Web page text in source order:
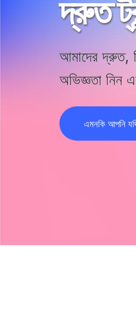
দ্রুত
আমাদের দ্রুত,
অভিজ্ঞতা নিন
এমনকি আপনি